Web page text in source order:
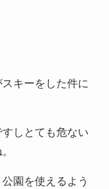
キーをした件に
しとても危ない
園を使えるよう